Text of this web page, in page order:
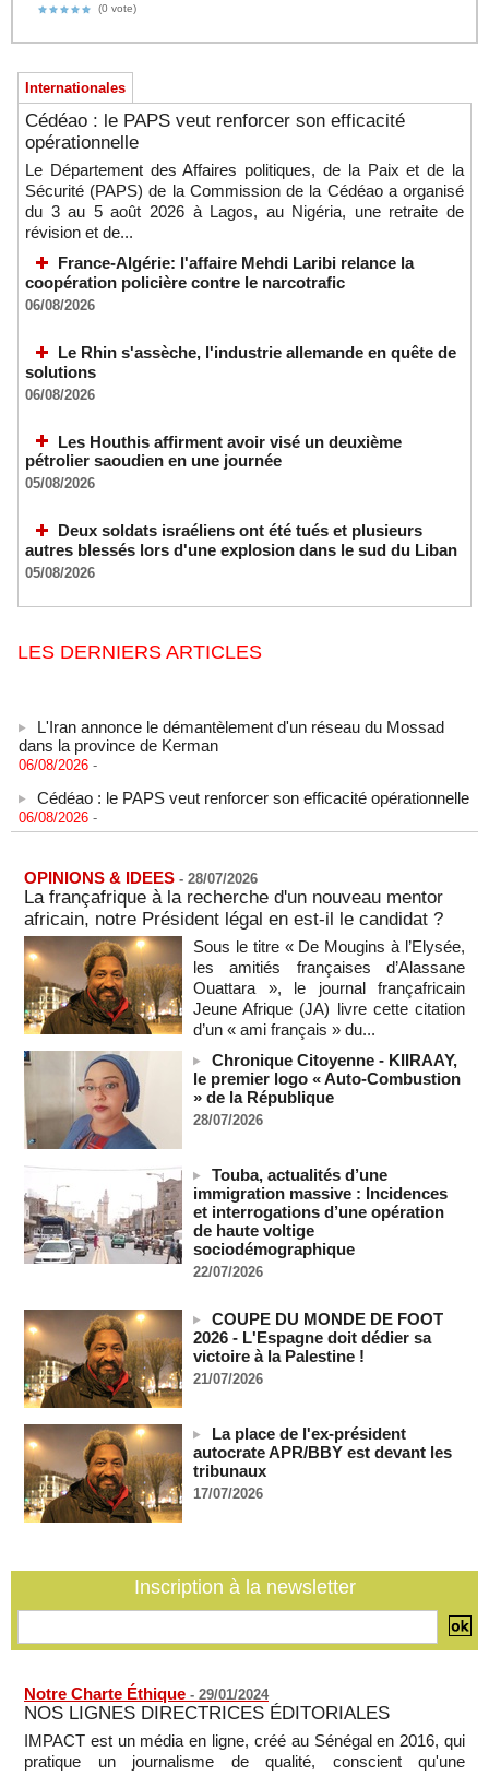
(0 vote)
Internationales
Cédéao : le PAPS veut renforcer son efficacité
opérationnelle
Le Département des Affaires politiques, de la Paix et de la
Sécurité (PAPS) de la Commission de la Cédéao a organisé
du 3 au 5 août 2026 à Lagos, au Nigéria, une retraite de
révision et de...
France-Algérie: l'affaire Mehdi Laribi relance la
coopération policière contre le narcotrafic
06/08/2026
Le Rhin s'assèche, l'industrie allemande en quête de
solutions
06/08/2026
Les Houthis affirment avoir visé un deuxième
pétrolier saoudien en une journée
05/08/2026
Deux soldats israéliens ont été tués et plusieurs
autres blessés lors d'une explosion dans le sud du Liban
05/08/2026
LES DERNIERS ARTICLES
dans la province de Kerman
06/08/2026 -
06/08/2026
L'armée nigériane obtient une hausse salariale historique
Au Nigeria, plus de 300 victimes d’enlèvements ont été
libérées
06/08/2026 -
Au Nigeria, plus de 300 victimes d’enlèvements ont été
libérées
06/08/2026 -
Soutenir l’intégrité de l’information à Sao Tomé-et-Principe à
l’approche des élections
06/08/2026 -
Taïwan bloque un pont stratégique lors de la simulation d'une
invasion par la Chine
06/08/2026 -
Les Bourses mondiales suspendues au Moyen-Orient,
records en Europe
06/08/2026 -
Soudan du Sud : Les avocats de Riek Machar sollicitent un
accès à leur client avant la prochaine audience
France-Algérie: l'affaire Mehdi Laribi relance la coopération
policière contre le narcotrafic
06/08/2026 -
Guinée : l'absence du président Doumbouya ravive les
tensions politiques
06/08/2026 -
Bénin: le nouveau Sénat élit son premier président
06/08/2026 -
La Centrafrique et le Cameroun apaisent les tensions après
un incident frontalier
OPINIONS & IDEES - 28/07/2026
La françafrique à la recherche d'un nouveau mentor
africain, notre Président légal en est-il le candidat ?
Sous le titre « De Mougins à l’Elysée,
les amitiés françaises d’Alassane
Ouattara », le journal françafricain
Jeune Afrique (JA) livre cette citation
d’un « ami français » du...
Chronique Citoyenne - KIIRAAY,
le premier logo « Auto-Combustion
» de la République
28/07/2026
Touba, actualités d’une
immigration massive : Incidences
et interrogations d’une opération
de haute voltige
sociodémographique
22/07/2026
COUPE DU MONDE DE FOOT
2026 - L'Espagne doit dédier sa
victoire à la Palestine !
21/07/2026
La place de l'ex-président
autocrate APR/BBY est devant les
tribunaux
17/07/2026
Inscription à la newsletter
Notre Charte Éthique - 29/01/2024
NOS LIGNES DIRECTRICES ÉDITORIALES
IMPACT est un média en ligne, créé au Sénégal en 2016, qui
pratique un journalisme de qualité, conscient qu'une